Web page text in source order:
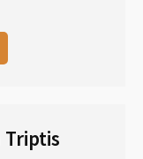
Triptis